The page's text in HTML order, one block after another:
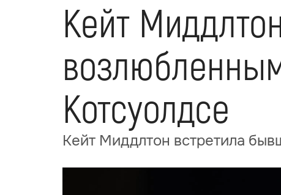
Кейт
Котсуолдсе
Кейт Миддлтон встретила